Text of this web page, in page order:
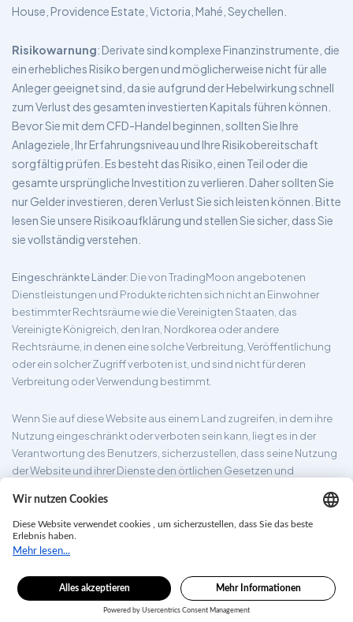
House, Providence Estate, Victoria, Mahé, Seychellen.
Risikowarnung: Derivate sind komplexe Finanzinstrumente, die
ein erhebliches Risiko bergen und möglicherweise nicht für alle
Anleger geeignet sind, da sie aufgrund der Hebelwirkung schnell
zum Verlust des gesamten investierten Kapitals führen können.
Bevor Sie mit dem CFD-Handel beginnen, sollten Sie Ihre
Anlageziele, Ihr Erfahrungsniveau und Ihre Risikobereitschaft
sorgfältig prüfen. Es besteht das Risiko, einen Teil oder die
gesamte ursprüngliche Investition zu verlieren. Daher sollten Sie
nur Gelder investieren, deren Verlust Sie sich leisten können. Bitte
lesen Sie unsere Risikoaufklärung und stellen Sie sicher, dass Sie
sie vollständig verstehen.
Eingeschränkte Länder: Die von TradingMoon angebotenen
Dienstleistungen und Produkte richten sich nicht an Einwohner
bestimmter Rechtsräume wie die Vereinigten Staaten, das
Vereinigte Königreich, den Iran, Nordkorea oder andere
Rechtsräume, in denen eine solche Verbreitung, Veröffentlichung
oder ein solcher Zugriff verboten ist, und sind nicht für deren
Verbreitung oder Verwendung bestimmt.
Wenn Sie auf diese Website aus einem Land zugreifen, in dem ihre
Nutzung eingeschränkt oder verboten sein kann, liegt es in der
Verantwortung des Benutzers, sicherzustellen, dass seine Nutzung
der Website und ihrer Dienste den örtlichen Gesetzen und
seiner Website bereitgestellten Informationen für alle
Rechtsgebiete geeignet sind.
tradingmoon.com ©2024. Alle Rechte vorbehalten.